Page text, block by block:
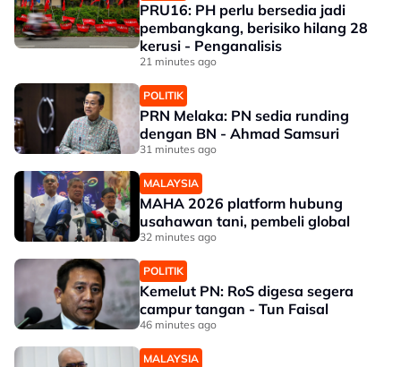
PRU16: PH perlu bersedia jadi
pembangkang, berisiko hilang 28
kerusi - Penganalisis
21 minutes ago
POLITIK
PRN Melaka: PN sedia runding
dengan BN - Ahmad Samsuri
31 minutes ago
MALAYSIA
MAHA 2026 platform hubung
usahawan tani, pembeli global
32 minutes ago
POLITIK
Kemelut PN: RoS digesa segera
campur tangan - Tun Faisal
46 minutes ago
MALAYSIA